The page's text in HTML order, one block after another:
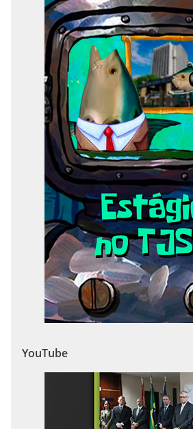
YouTube